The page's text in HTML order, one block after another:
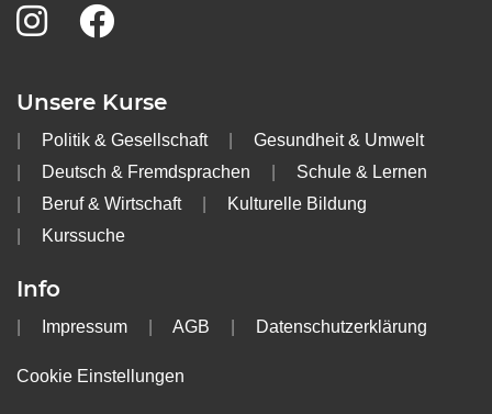
Unsere Kurse
Politik & Gesellschaft
Gesundheit & Umwelt
Deutsch & Fremdsprachen
Schule & Lernen
Beruf & Wirtschaft
Kulturelle Bildung
Kurssuche
Info
Impressum AGB Datenschutzerklärung
Cookie Einstellungen